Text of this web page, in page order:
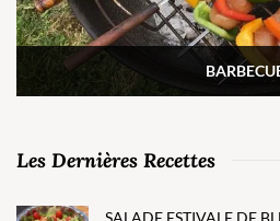
Les Dernières Recettes
SALADE ESTIVALE DE